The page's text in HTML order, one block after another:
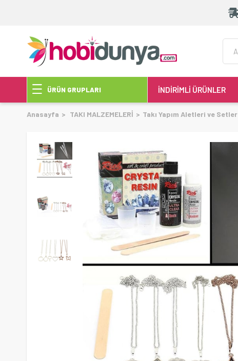
ÜRÜN GRUPLARI İNDİRİMLİ ÜRÜNLER
Anasayfa TAKI MALZEMELERİ Takı Yapım Aletleri ve Setler